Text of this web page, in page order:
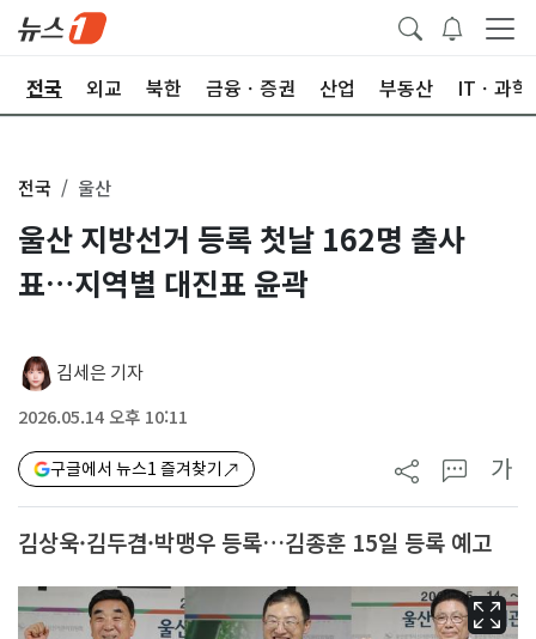
전국 외교 북한 금융ㆍ증권 산업 부동산 ITㆍ과학
전국 울산
울산 지방선거 등록 첫날 162명 출사
표…지역별 대진표 윤곽
김세은 기자
2026.05.14 오후 10:11
구글에서 뉴스1 즐겨찾기 가
김상욱·김두겸·박맹우 등록…김종훈 15일 등록 예고